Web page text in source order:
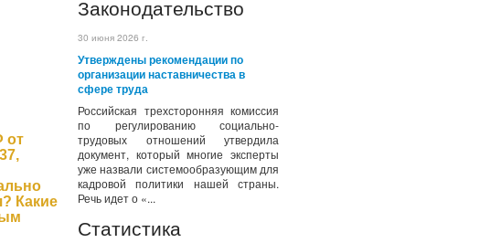
Законодательство
30 июня 2026 г.
Утверждены рекомендации по
организации наставничества в
сфере труда
Российская трехсторонняя комиссия
по регулированию социально-
трудовых отношений утвердила
документ, который многие эксперты
уже назвали системообразующим для
кадровой политики нашей страны.
Речь идет о «...
Статистика
от
Какие